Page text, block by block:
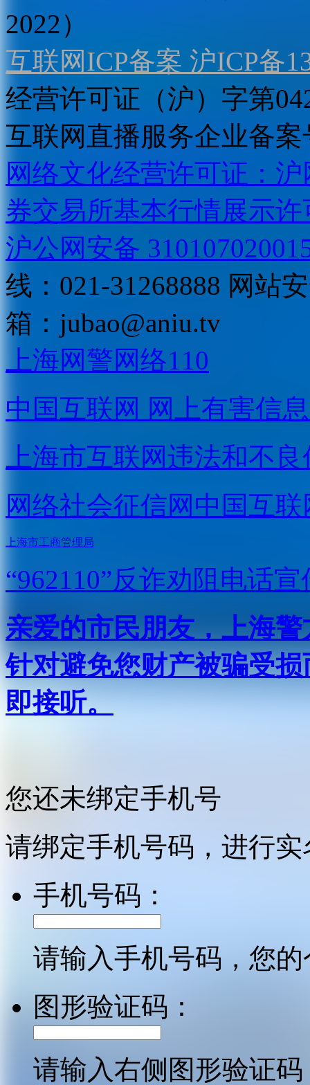
2022）
互联网ICP备案 沪ICP备
经营许可证（沪）字第
互联网直播服务企业备案
网络文化经营许可证：
券交易所基本行情展示许
沪公网安备
线：021-31268888 网站
箱： jubao@aniu.tv
上海网警网络110
中国互联网 网上有害信
上海市互联网违法和不
网络社会征信网 中国互
上海市工商管理局
“962110”反诈劝阻电话宣
亲爱的市民朋友，上海
针对避免您财产被骗受
即接听。
您还未绑定手机号
请绑定手机号码，进行
手机号码：
请输入手机号码，您
图形验证码：
请输入右侧图形验证码